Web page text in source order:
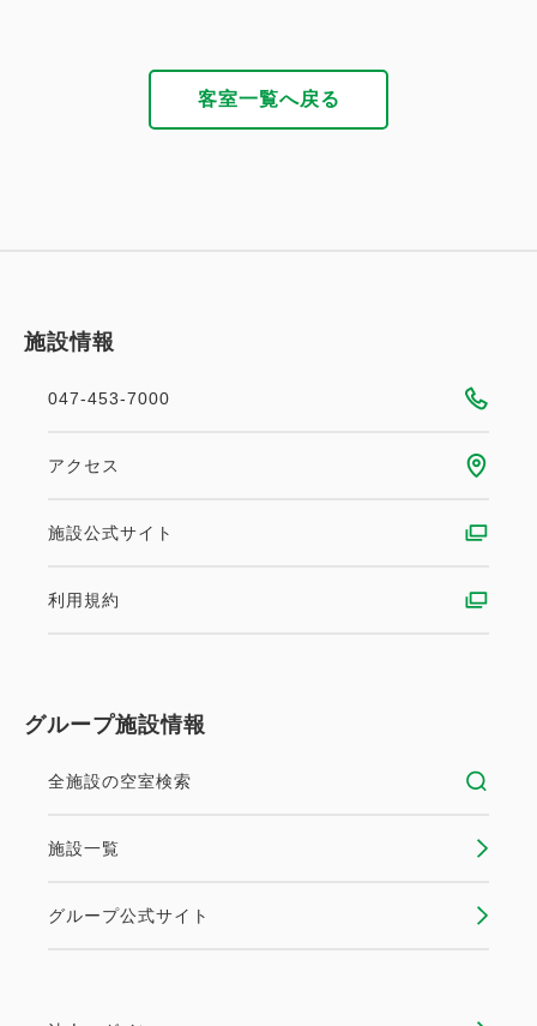
客室一覧へ戻る
施設情報
047-453-7000
アクセス
施設公式サイト
利用規約
グループ施設情報
全施設の空室検索
施設一覧
グループ公式サイト